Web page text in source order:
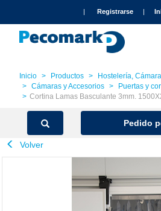
| Registrarse |
Inicio Productos
Hostelería,
Cámaras y Accesorios
Puertas y
Cortina Lamas Basculante 3mm.
Pedido
Volver